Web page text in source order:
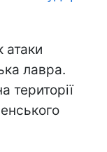
атаки
лавра.
території